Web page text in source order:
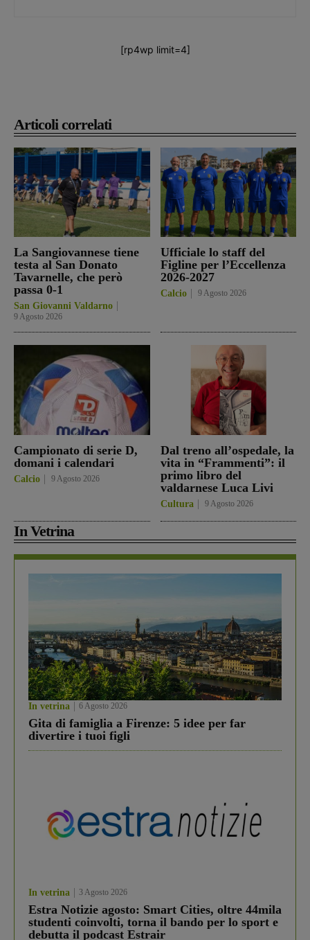
Articoli correlati
La Sangiovannese tiene
testa al San Donato
Tavarnelle, che però
passa 0-1
San Giovanni Valdarno
9 Agosto 2026
Ufficiale lo staff del
Figline per l’Eccellenza
2026-2027
Calcio 9 Agosto 2026
Campionato di serie D,
domani i calendari
Calcio 9 Agosto 2026
Dal treno all’ospedale, la
vita in “Frammenti”: il
primo libro del
valdarnese Luca Livi
Cultura 9 Agosto 2026
In Vetrina
In vetrina 6 Agosto 2026
Gita di famiglia a Firenze: 5 idee per far
divertire i tuoi figli
In vetrina 3 Agosto 2026
Estra Notizie agosto: Smart Cities, oltre 44mila
studenti coinvolti, torna il bando per lo sport e
debutta il podcast Estrair
[rp4wp limit=4]